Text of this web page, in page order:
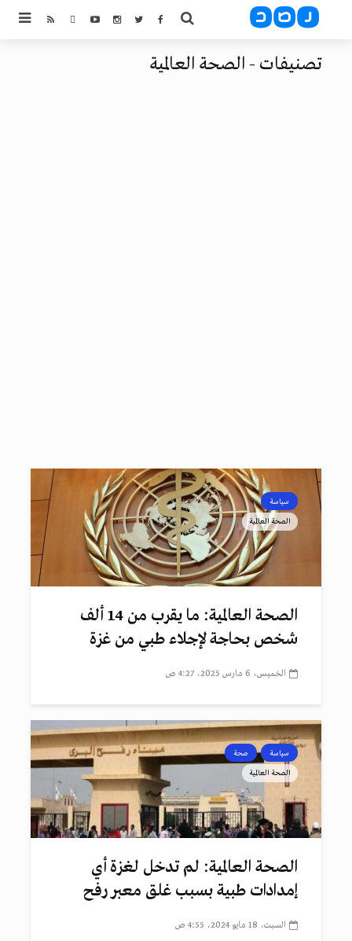
تصنيفات - الصحة العالمية
سياسة
الصحة العالمية
الصحة العالمية: ما يقرب من 14 ألف
شخص بحاجة لإجلاء طبي من غزة
الخميس، 6 مارس 2025، 4:27 ص
سياسة صحة
الصحة العالمية
الصحة العالمية: لم تدخل لغزة أي
إمدادات طبية بسبب غلق معبر رفح
السبت، 18 مايو 2024، 4:55 ص